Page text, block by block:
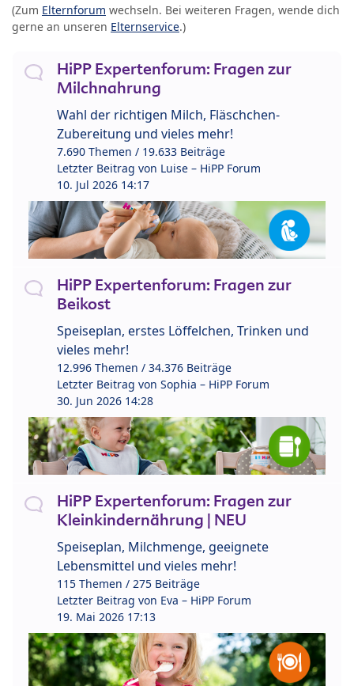
(Zum Elternforum wechseln. Bei weiteren Fragen, wende dich
gerne an unseren Elternservice.)
HiPP Expertenforum: Fragen zur
Milchnahrung
Wahl der richtigen Milch, Fläschchen-
Zubereitung und vieles mehr!
7.690 Themen / 19.633 Beiträge
Letzter Beitrag von Luise – HiPP Forum
10. Jul 2026 14:17
HiPP Expertenforum: Fragen zur
Beikost
Speiseplan, erstes Löffelchen, Trinken und
vieles mehr!
12.996 Themen / 34.376 Beiträge
Letzter Beitrag von Sophia – HiPP Forum
30. Jun 2026 14:28
HiPP Expertenforum: Fragen zur
Kleinkindernährung | NEU
Speiseplan, Milchmenge, geeignete
Lebensmittel und vieles mehr!
115 Themen / 275 Beiträge
Letzter Beitrag von Eva – HiPP Forum
19. Mai 2026 17:13